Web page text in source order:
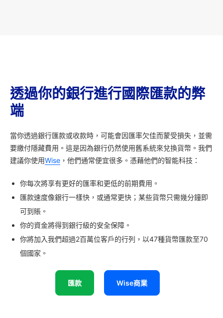
透過你的銀行進行國際匯款的弊
端
當你透過銀行匯款或收款時，可能會因匯率欠佳而蒙受損失，並需
要繳付隱藏費用。這是因為銀行仍然使用舊系統來兌換貨幣。我們
建議你使用Wise ，他們通常便宜很多。憑藉他們的智能科技：
你每次將享有更好的匯率和更低的前期費用。
匯款速度像銀行一樣快，或通常更快；某些貨幣只需幾分鐘即
可到賬。
你的資金將得到銀行級的安全保障。
你將加入我們超過2百萬位客戶的行列，以47種貨幣匯款至70
個國家。
匯款 Wise商業